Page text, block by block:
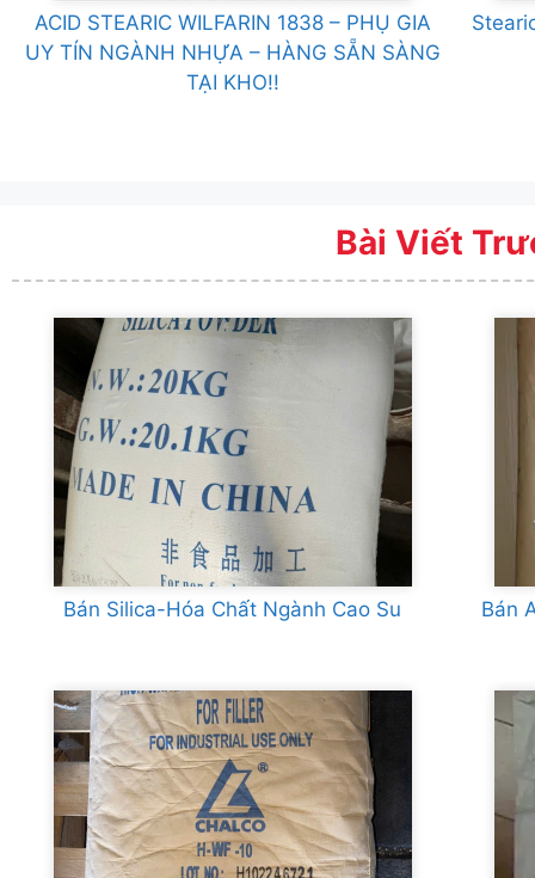
ACID STEARIC WILFARIN 1838 – PHỤ GIA
UY TÍN NGÀNH NHỰA – HÀNG SẴN SÀNG
TẠI KHO!!
Bài Viết
Bán Silica-Hóa Chất Ngành Cao Su Bán